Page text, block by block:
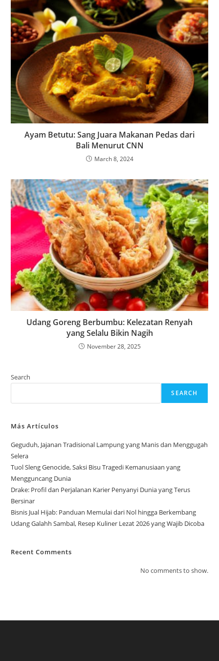
Ayam Betutu: Sang Juara Makanan Pedas dari
Bali Menurut CNN
March 8, 2024
Udang Goreng Berbumbu: Kelezatan Renyah
yang Selalu Bikin Nagih
November 28, 2025
Search
SEARCH
Más Artículos
Geguduh, Jajanan Tradisional Lampung yang Manis dan Menggugah
Selera
Tuol Sleng Genocide, Saksi Bisu Tragedi Kemanusiaan yang
Mengguncang Dunia
Drake: Profil dan Perjalanan Karier Penyanyi Dunia yang Terus
Bersinar
Bisnis Jual Hijab: Panduan Memulai dari Nol hingga Berkembang
Udang Galahh Sambal, Resep Kuliner Lezat 2026 yang Wajib Dicoba
Recent Comments
No comments to show.